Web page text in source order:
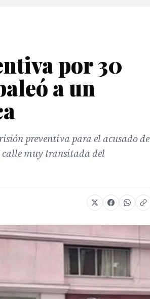
por 30
a un
preventiva para el acusado de
muy transitada del